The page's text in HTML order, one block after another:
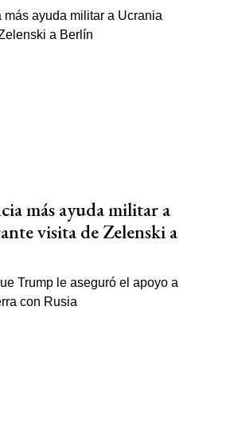
más ayuda militar a
visita de Zelenski a